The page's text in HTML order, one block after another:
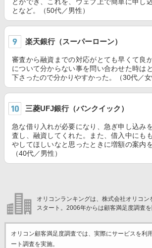
となど。（50代／男性）
楽天銀行（スーパーローン）
審査から融資までの対応がとても早くて良
について分からない事を問い合わせた時は
下さったので分かりやすかった。（30代／女
三菱UFJ銀行（バンクイック）
急な借り入れが必要になり、急ぎ申し込み
査し、融資してくれた。また、借入中にも
やしてほしいなと思ったときに増額の案内
（40代／男性）
オリコンランキングは、株式会社オリコン
スタート。2006年からは顧客満足度調査を
オリコン顧客満足度調査では、実際にサービスを利
ート調査を実施。